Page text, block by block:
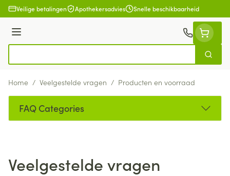
Ga naar de inhoud
Veilige betalingen Apothekersadvies Snelle beschikbaarheid
Menu
Zoek
Home / Veelgestelde vragen / Producten en voorraad
FAQ Categories
Veelgestelde vragen